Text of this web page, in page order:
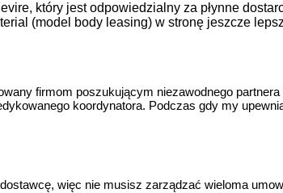
który jest odpowiedzialny za płynne
(model body leasing) w stronę jeszcze
firmom poszukującym niezawodnego
koordynatora. Podczas gdy my
więc nie musisz zarządzać wieloma